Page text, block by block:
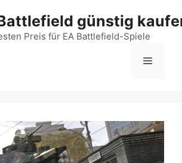
günstig
Preis für EA Battlefield-Spiele
Menü